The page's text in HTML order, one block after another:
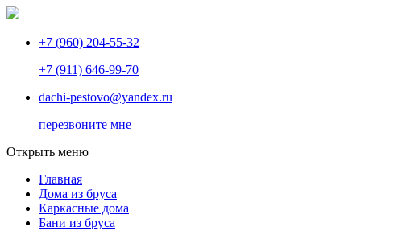
+7 (960) 204-55-32
+7 (911) 646-99-70
dachi-pestovo@yandex.ru
перезвоните мне
Открыть меню
Главная
Дома из бруса
Каркасные дома
Бани из бруса